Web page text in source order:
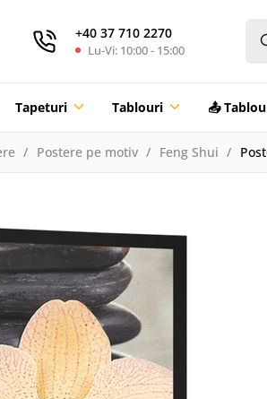
+40 37 710 2270
Lu-Vi: 10:00 - 15:00
Tapeturi Tablouri 📤
Postere pe motiv Feng Shui